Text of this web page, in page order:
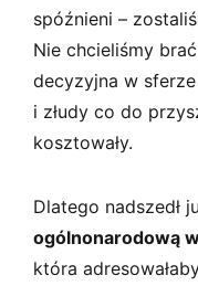
spóźnieni –
Nie chcieliśmy
decyzyjna w
i złudy co do
kosztowały.
Dlatego nadszedł
ogólnonarodową
która